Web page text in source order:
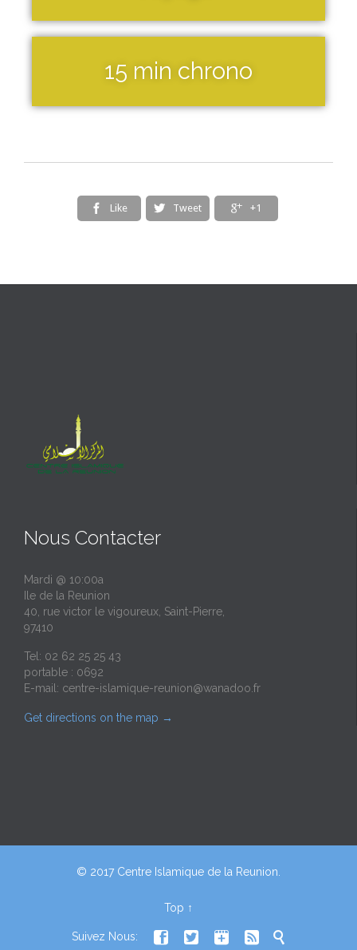
15 min chrono
 Like  Tweet  +1
Nous Contacter
Mardi @ 10:00a
Ile de la Reunion
40, rue victor le vigoureux, Saint-Pierre,
97410
Tel: 02 62 25 25 43
portable : 0692
E-mail: centre-islamique-reunion@wanadoo.fr
Get directions on the map →
© 2017 Centre Islamique de la Reunion.
Top ↑
Suivez Nous:     